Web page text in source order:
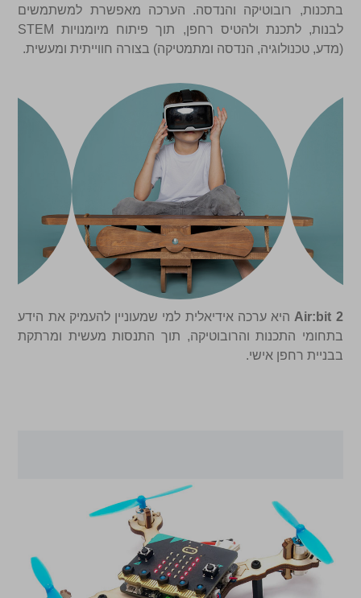
בתכנות, רובוטיקה והנדסה. הערכה מאפשרת למשתמשים
לבנות, לתכנת ולהטיס רחפן, תוך פיתוח מיומנויות STEM
(מדע, טכנולוגיה, הנדסה ומתמטיקה) בצורה חווייתית ומעשית.
Air:bit 2 היא ערכה אידיאלית למי שמעוניין להעמיק את הידע
בתחומי התכנות והרובוטיקה, תוך התנסות מעשית ומרתקת
בבניית רחפן אישי.